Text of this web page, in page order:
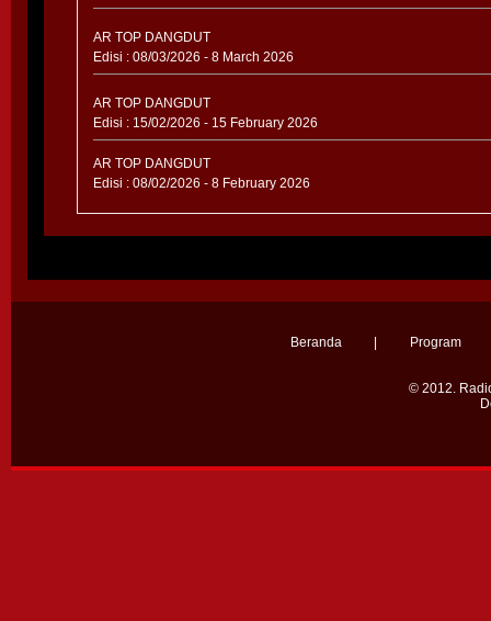
AR TOP DANGDUT
Edisi : 08/03/2026 - 8 March 2026
AR TOP DANGDUT
Edisi : 15/02/2026 - 15 February 2026
AR TOP DANGDUT
Edisi : 08/02/2026 - 8 February 2026
Beranda Program
© 2012.